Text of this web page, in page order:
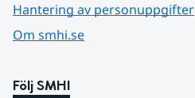
Hantering av personuppgifter
Om smhi.se
Följ SMHI